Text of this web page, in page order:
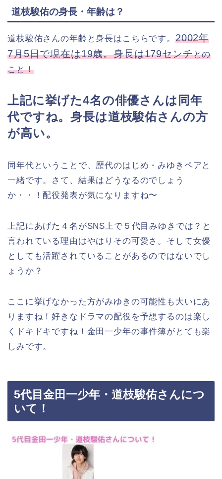
道枝駿佑の身長・年齢は？
道枝駿佑さんの年齢と身長はこちらです。 2002年
7月5日で現在は19歳。身長は179センチとの
こと！
上記に挙げた4名の俳優さんは同年
代ですね。身長は道枝駿佑さんの方
が高い。
同年代ということで、歴代のはじめ・みゆきペアと
一緒です。さて、結果はどうなるのでしょう
か・・！配役発表が気になりますね〜
上記にあげた４名がSNS上で５代目みゆきでは？と
言われている理由はやはりその可愛さ。そして女優
としても活躍されていることがあるのではないでし
ょうか？
ここに挙げなかった方がみゆきの可能性も大いにあ
りますね！好きなドラマの配役を予想するのは楽し
くドキドキですね！金田一少年の事件簿がとても楽
しみです。
5代目金田一少年・道枝駿佑さんにつ
いて！